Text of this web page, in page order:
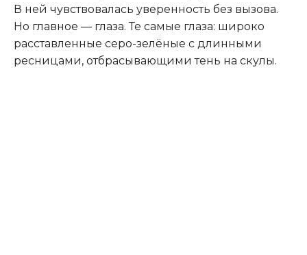
В ней чувствовалась уверенность без вызова.
Но главное — глаза. Те самые глаза: широко
расставленные серо-зелёные с длинными
ресницами, отбрасывающими тень на скулы.